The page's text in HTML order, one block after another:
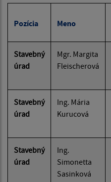
Pozícia Meno
Stavebný
úrad
Mgr. Margita
Fleischerová
Stavebný
úrad
Ing. Mária
Kurucová
Stavebný
úrad
Ing.
Simonetta
Sasinková